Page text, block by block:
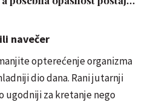
navečer
opterećenje organizma
dio dana. Rani jutarnji
ugodniji za kretanje nego